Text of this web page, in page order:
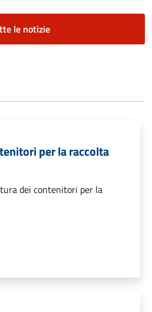
le notizie
per la raccolta
dei contenitori per la